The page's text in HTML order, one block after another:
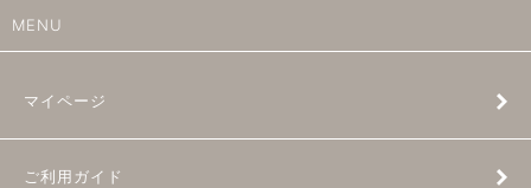
MENU
マイページ
ご利用ガイド